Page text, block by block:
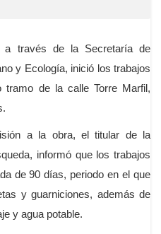
a través de la Secretaría de
y Ecología, inició los trabajos
tramo de la calle Torre Marfil,
a la obra, el titular de la
informó que los trabajos
de 90 días, periodo en el que
y guarniciones, además de
y agua potable.